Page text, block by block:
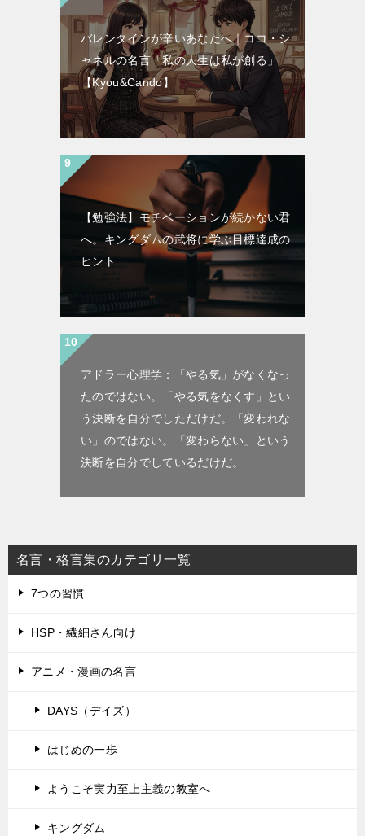
バレンタインが辛いあなたへ｜ココ・シ
ャネルの名言「私の人生は私が創る」
【Kyou&Cando】
【勉強法】モチベーションが続かない君
へ。キングダムの武将に学ぶ目標達成の
ヒント
アドラー心理学：「やる気」がなくなっ
たのではない。「やる気をなくす」とい
う決断を自分でしただけだ。「変われな
い」のではない。「変わらない」という
決断を自分でしているだけだ。
名言・格言集のカテゴリ一覧
7つの習慣
HSP・繊細さん向け
アニメ・漫画の名言
DAYS（デイズ）
はじめの一歩
ようこそ実力至上主義の教室へ
キングダム